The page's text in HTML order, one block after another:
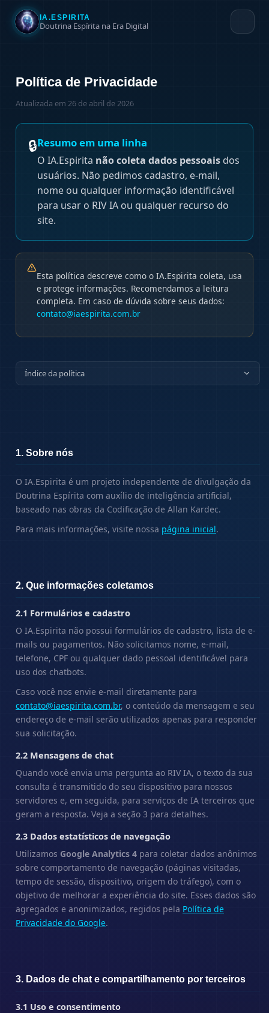
IA.ESPIRITA
Doutrina Espírita na Era Digital
Política de Privacidade
Atualizada em 26 de abril de 2026
🔒Resumo em uma linha
O IA.Espirita não coleta dados pessoais dos
usuários. Não pedimos cadastro, e-mail,
nome ou qualquer informação identificável
para usar o RIV IA ou qualquer recurso do
site.
Esta política descreve como o IA.Espirita coleta, usa
e protege informações. Recomendamos a leitura
completa. Em caso de dúvida sobre seus dados:
contato@iaespirita.com.br
Índice da política
1. Sobre nós
O IA.Espirita é um projeto independente de divulgação da
Doutrina Espírita com auxílio de inteligência artificial,
baseado nas obras da Codificação de Allan Kardec.
Para mais informações, visite nossa página inicial.
2. Que informações coletamos
2.1 Formulários e cadastro
O IA.Espirita não possui formulários de cadastro, lista de e-
mails ou pagamentos. Não solicitamos nome, e-mail,
telefone, CPF ou qualquer dado pessoal identificável para
uso dos chatbots.
Caso você nos envie e-mail diretamente para
contato@iaespirita.com.br, o conteúdo da mensagem e seu
endereço de e-mail serão utilizados apenas para responder
sua solicitação.
2.2 Mensagens de chat
Quando você envia uma pergunta ao RIV IA, o texto da sua
consulta é transmitido do seu dispositivo para nossos
servidores e, em seguida, para serviços de IA terceiros que
geram a resposta. Veja a seção 3 para detalhes.
2.3 Dados estatísticos de navegação
Utilizamos Google Analytics 4 para coletar dados anônimos
sobre comportamento de navegação (páginas visitadas,
tempo de sessão, dispositivo, origem do tráfego), com o
objetivo de melhorar a experiência do site. Esses dados são
agregados e anonimizados, regidos pela Política de
Privacidade do Google.
3. Dados de chat e compartilhamento por terceiros
3.1 Uso e consentimento